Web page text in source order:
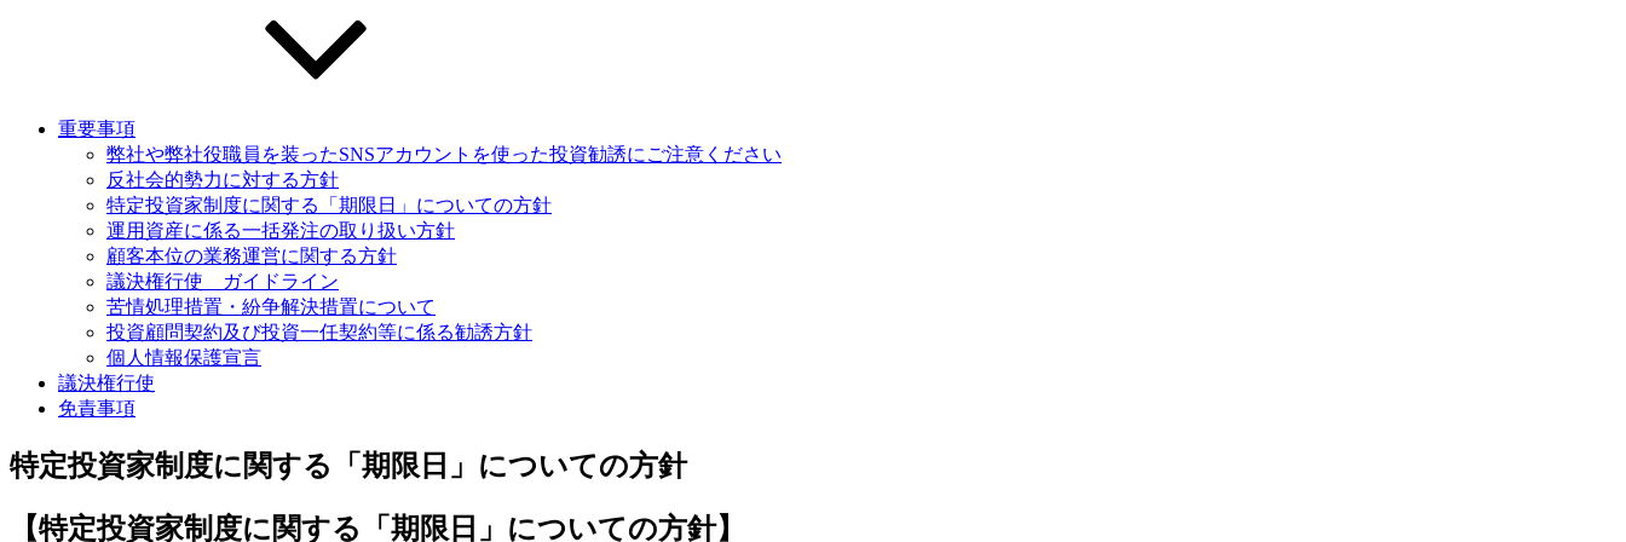
重要事項
弊社や弊社役職員を装ったSNSアカウントを使った投資勧誘にご注意ください
反社会的勢力に対する方針
特定投資家制度に関する「期限日」についての方針
運用資産に係る一括発注の取り扱い方針
顧客本位の業務運営に関する方針
議決権行使 ガイドライン
苦情処理措置・紛争解決措置について
投資顧問契約及び投資一任契約等に係る勧誘方針
個人情報保護宣言
議決権行使
免責事項
特定投資家制度に関する「期限日」についての方針
【特定投資家制度に関する「期限日」についての方針】